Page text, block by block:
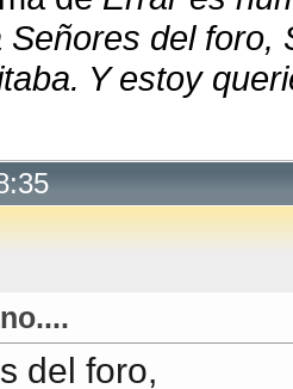
Señores del foro,
Y estoy
del foro,